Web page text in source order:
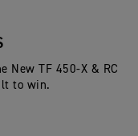
New TF 450-X & RC
to win.